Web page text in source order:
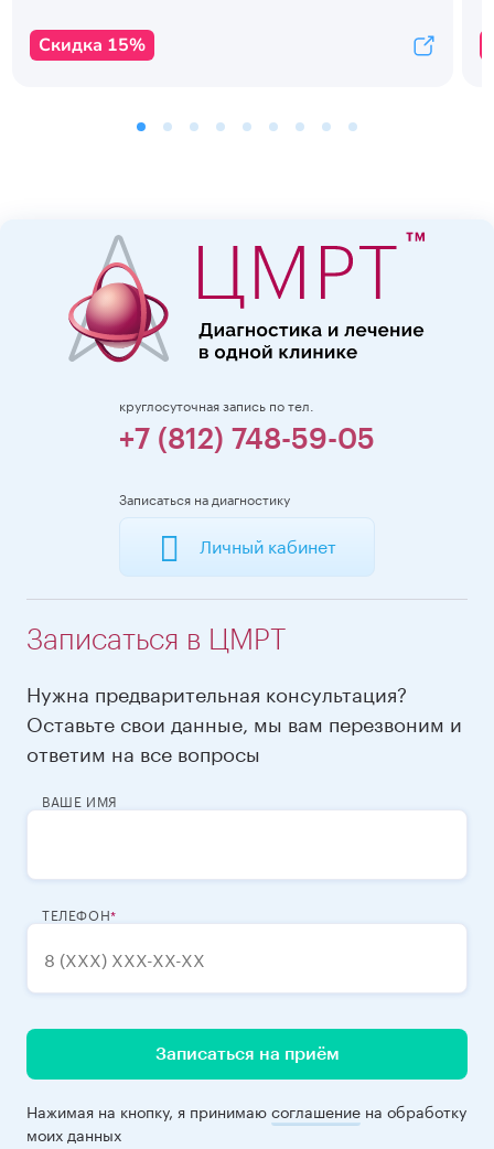
Скидка 15%
круглосуточная запись по тел.
+7 (812) 748-59-05
Записаться на диагностику
Личный кабинет
Записаться в ЦМРТ
Нужна предварительная консультация?
Оставьте свои данные, мы вам перезвоним и
ответим на все вопросы
ВАШЕ ИМЯ
ТЕЛЕФОН
Записаться на приём
Нажимая на кнопку, я принимаюсоглашение на обработку
моих данных